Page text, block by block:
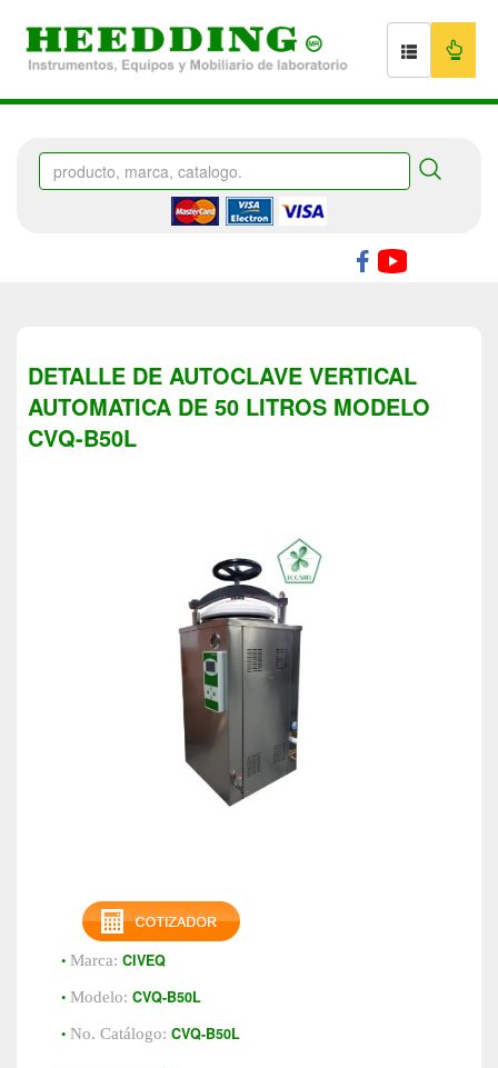
DETALLE DE AUTOCLAVE VERTICAL
AUTOMATICA DE 50 LITROS MODELO
CVQ-B50L
• Marca: CIVEQ
• Modelo: CVQ-B50L
• No. Catálogo: CVQ-B50L